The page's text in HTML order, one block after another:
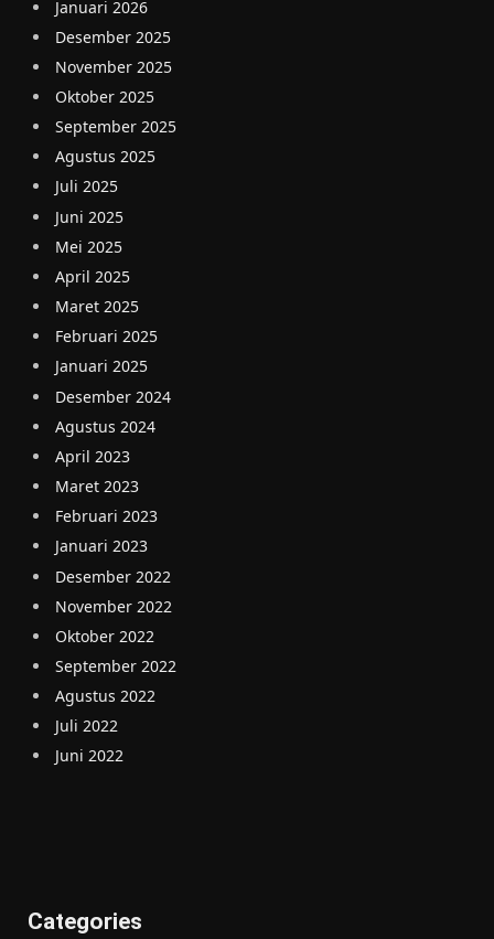
Januari 2026
Desember 2025
November 2025
Oktober 2025
September 2025
Agustus 2025
Juli 2025
Juni 2025
Mei 2025
April 2025
Maret 2025
Februari 2025
Januari 2025
Desember 2024
Agustus 2024
April 2023
Maret 2023
Februari 2023
Januari 2023
Desember 2022
November 2022
Oktober 2022
September 2022
Agustus 2022
Juli 2022
Juni 2022
Categories